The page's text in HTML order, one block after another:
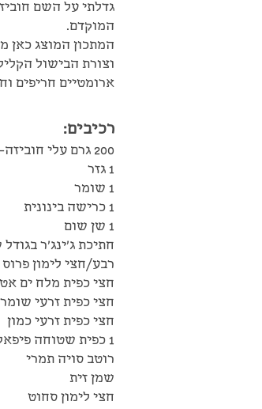
גדלתי על השם
המוקדם.
המתכון המוצג כאן
וצורת הבישול
ארומטיים חריפים
רכיבים:
200 גרם עלי חוביזה- קוטפים בשדה ושוטפים
1 גזר
1 שומר
1 כרישה בינונית
1 שן שום
חתיכת ג'ינג'ר
רבע/חצי לימון
חצי כפית מלח ים
חצי כפית זרעי שומר
חצי כפית זרעי כמון
1 כפית שטוחה פיפאלי (פלפל שחור ארוך) טחון
רוטב סויה תמרי
שמן זית
חצי לימון סחוט